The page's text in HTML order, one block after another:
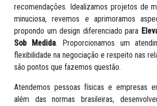
recomendações. Idealizamos projetos de
minuciosa, revemos e aprimoramos
propondo um design diferenciado para
Sob Medida. Proporcionamos um
flexibilidade na negociação e respeito nas
são pontos que fazemos questão.
Atendemos pessoas físicas e empresas
além das normas brasileiras,